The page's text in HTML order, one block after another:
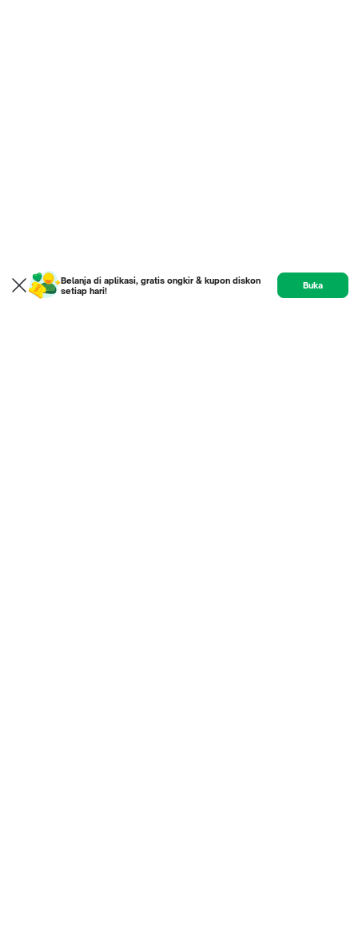
Belanja di aplikasi, gratis ongkir & kupon diskon
setiap hari!
Buka